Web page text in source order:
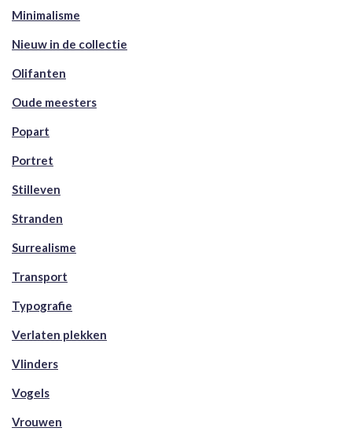
Minimalisme
Nieuw in de collectie
Olifanten
Oude meesters
Popart
Portret
Stilleven
Stranden
Surrealisme
Transport
Typografie
Verlaten plekken
Vlinders
Vogels
Vrouwen